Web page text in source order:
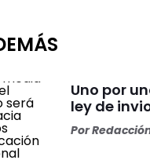
Uno por
ley de
Por